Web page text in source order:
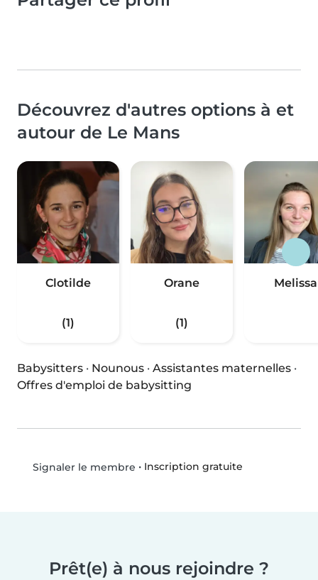
Découvrez d'autres options à et
autour de Le Mans
Clotilde
(1)
Orane
(1)
Melissa
Babysitters · Nounous · Assistantes maternelles ·
Offres d'emploi de babysitting
Signaler le membre • Inscription gratuite
Prêt(e) à nous rejoindre ?